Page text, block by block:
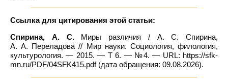
Ссылка для цитирования этой статьи:
Спирина, А. С.Миры различия / А. С. Спирина,
А. А. Переладова // Мир науки. Социология, филология,
культурология. — 2015. — Т 6. — №4. — URL: https://sfk-
mn.ru/PDF/04SFK415.pdf (дата обращения: 09.08.2026).